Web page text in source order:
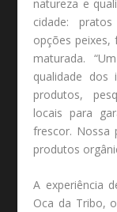
natureza e
cidade:
opções
maturada.
qualidade dos
produtos,
locais para
frescor. Nossa
produtos
A experiência
Oca da Tribo,